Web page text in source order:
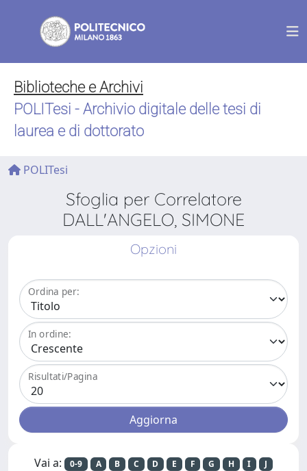
Biblioteche e Archivi
POLITesi - Archivio digitale delle tesi di
laurea e di dottorato
POLITesi
Sfoglia per Correlatore
DALL'ANGELO, SIMONE
Opzioni
Ordina per:
In ordine:
Risultati/Pagina
Vai a: 0-9 A B C D E F G H I
J